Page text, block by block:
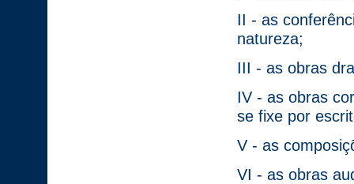
II - as
natureza;
III - as obras
IV - as obras
se fixe por
V - as
VI - as obras